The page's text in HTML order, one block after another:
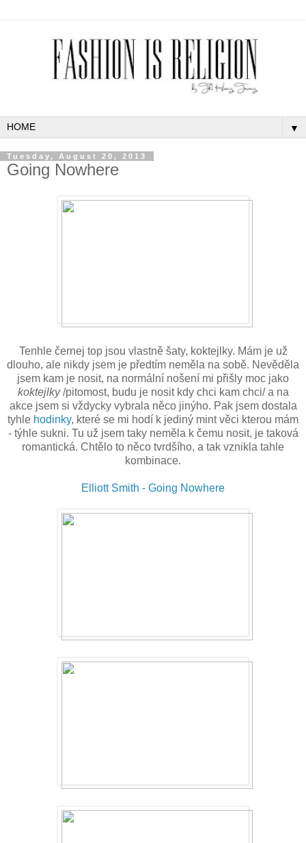
▼
Tuesday, August 20, 2013
Going Nowhere
Tenhle černej top jsou vlastně šaty, koktejlky. Mám je už
dlouho, ale nikdy jsem je předtím neměla na sobě. Nevěděla
jsem kam je nosit, na normální nošení mi přišly moc jako
koktejlky/pitomost, budu je nosit kdy chci kam chci/ a na
akce jsem si vždycky vybrala něco jinýho. Pak jsem dostala
tyhle hodinky, které se mi hodí k jediný mint věci kterou mám
- týhle sukni. Tu už jsem taky neměla k čemu nosit, je taková
romantická. Chtělo to něco tvrdšího, a tak vznikla tahle
kombinace.
Elliott Smith - Going Nowhere